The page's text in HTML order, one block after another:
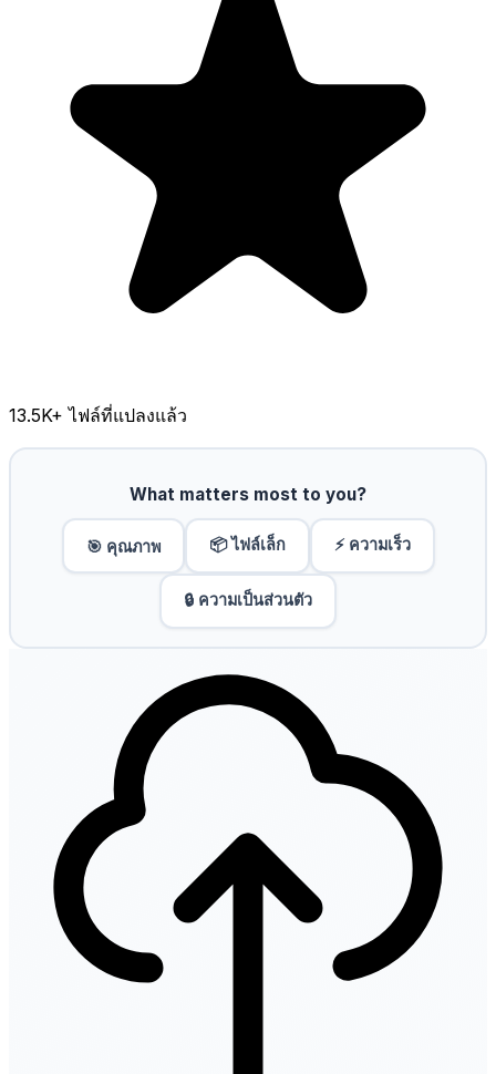
13.5K+ ไฟล์ที่แปลงแล้ว
What matters most to you?
🎯 คุณภาพ 📦 ไฟล์เล็ก ⚡ ความเร็ว
🔒 ความเป็นส่วนตัว